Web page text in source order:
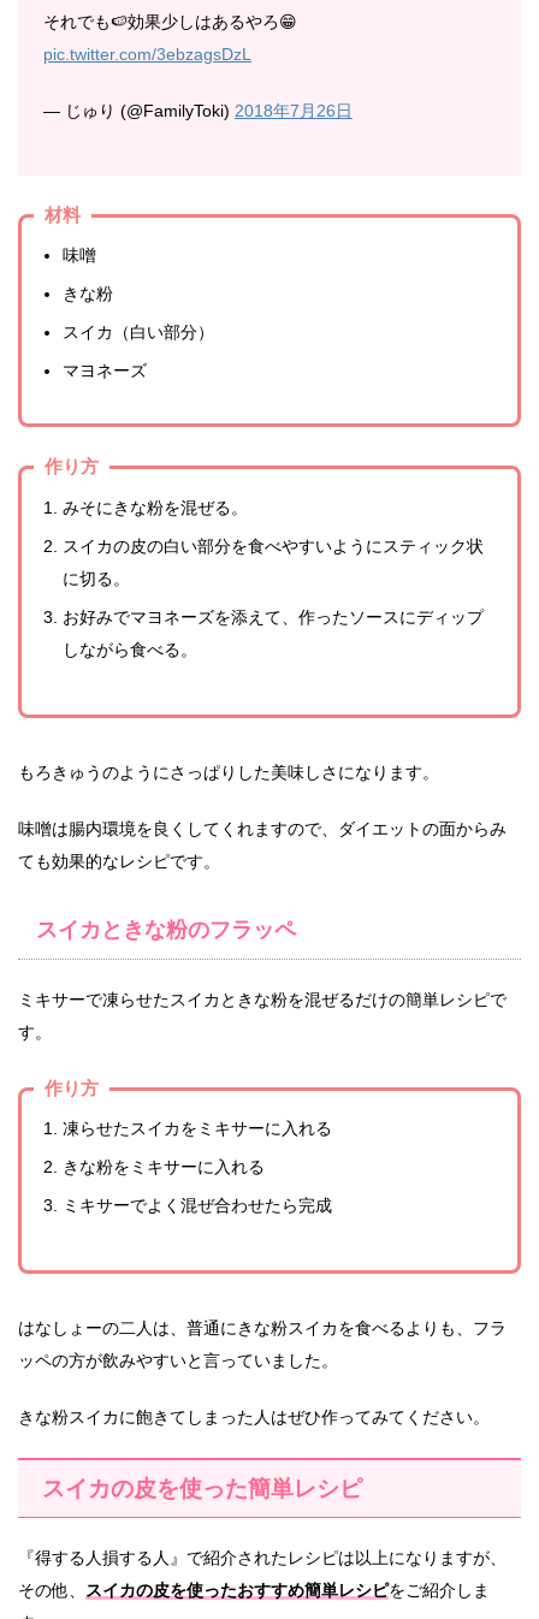
それでも🍉効果少しはあるやろ😁
pic.twitter.com/3ebzagsDzL
— じゅり (@FamilyToki) 2018年7月26日
材料
味噌
きな粉
スイカ（白い部分）
マヨネーズ
作り方
みそにきな粉を混ぜる。
スイカの皮の白い部分を食べやすいようにスティック状
に切る。
お好みでマヨネーズを添えて、作ったソースにディップ
しながら食べる。
もろきゅうのようにさっぱりした美味しさになります。
味噌は腸内環境を良くしてくれますので、ダイエットの面からみ
ても効果的なレシピです。
スイカときな粉のフラッペ
ミキサーで凍らせたスイカときな粉を混ぜるだけの簡単レシピで
す。
作り方
凍らせたスイカをミキサーに入れる
きな粉をミキサーに入れる
ミキサーでよく混ぜ合わせたら完成
はなしょーの二人は、普通にきな粉スイカを食べるよりも、フラ
ッペの方が飲みやすいと言っていました。
きな粉スイカに飽きてしまった人はぜひ作ってみてください。
スイカの皮を使った簡単レシピ
『得する人損する人』で紹介されたレシピは以上になりますが、
その他、
スイカの皮を使ったおすすめ簡単レシピをご紹介しま